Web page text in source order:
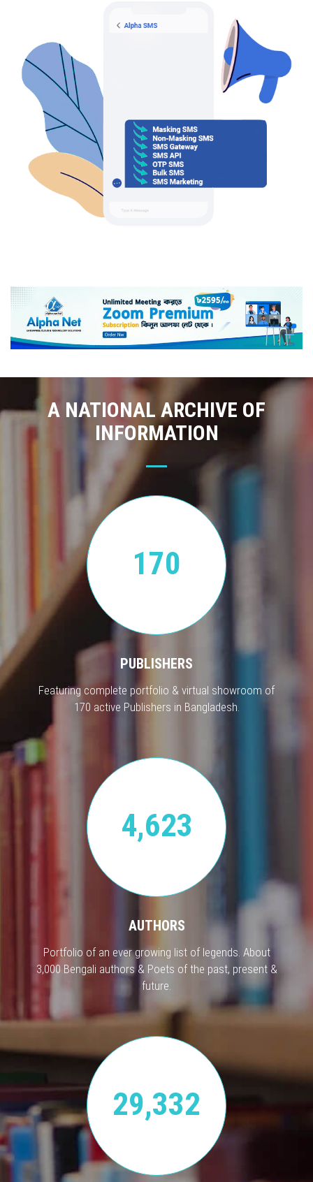
A NATIONAL ARCHIVE OF
INFORMATION
170
PUBLISHERS
Featuring complete portfolio & virtual showroom of
170 active Publishers in Bangladesh.
4,623
AUTHORS
Portfolio of an ever growing list of legends. About
3,000 Bengali authors & Poets of the past, present &
future.
29,332